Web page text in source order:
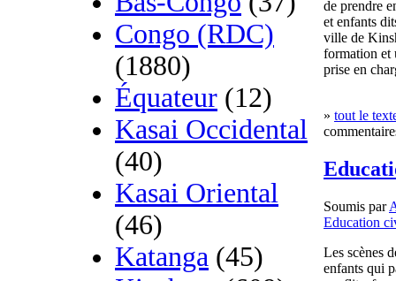
Congo (RDC)
(1880)
Équateur (12)
Kasai Occidental
(40)
Kasai Oriental
(46)
Katanga (45)
de prendre
et enfants
ville de
formation et
prise en
» tout le
Soumis par
Education
Les scènes
enfants qui